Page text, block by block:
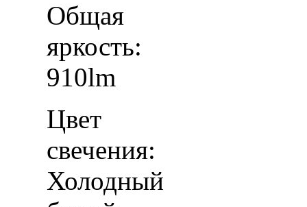
Общая
яркость:
910lm
Цвет
свечения:
Холодный